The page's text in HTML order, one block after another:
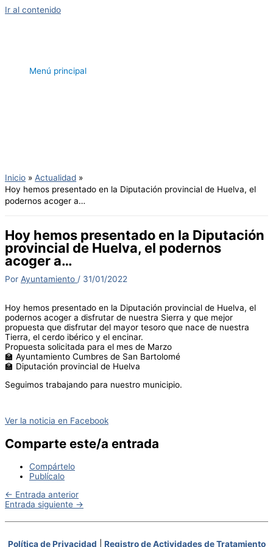
Ir al contenido
Menú principal
Inicio
Actualidad
Hoy hemos presentado en la Diputación provincial de Huelva, el
podernos acoger a…
Hoy hemos presentado en la Diputación
provincial de Huelva, el podernos
acoger a…
Por Ayuntamiento / 31/01/2022
Hoy hemos presentado en la Diputación provincial de Huelva, el
podernos acoger a disfrutar de nuestra Sierra y que mejor
propuesta que disfrutar del mayor tesoro que nace de nuestra
Tierra, el cerdo ibérico y el encinar.
Propuesta solicitada para el mes de Marzo
🏫 Ayuntamiento Cumbres de San Bartolomé
🏫 Diputación provincial de Huelva
Seguimos trabajando para nuestro municipio.
Ver la noticia en Facebook
Comparte este/a entrada
Compártelo
Publícalo
← Entrada anterior
Entrada siguiente →
Política de Privacidad Registro de Actividades de Tratamiento